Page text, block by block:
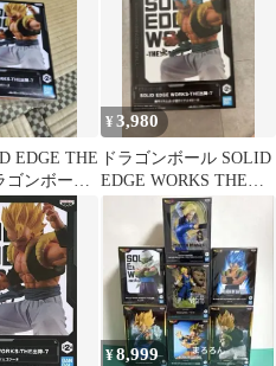
EDGE THE
ゴンボール
hiro
¥3,980
ドラゴンボール SOLID
EDGE WORKS THE出
陣 7 ゴジータ
¥8,999